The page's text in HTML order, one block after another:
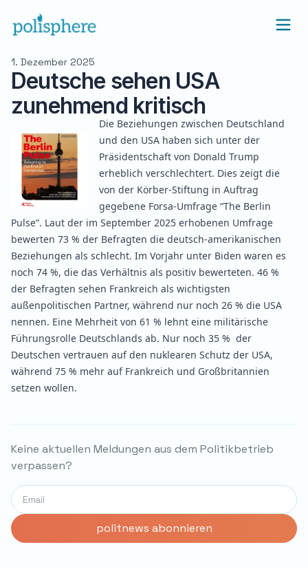
1. Dezember 2025
Deutsche sehen USA
zunehmend kritisch
Die Beziehungen zwischen Deutschland
und den USA haben sich unter der
Präsidentschaft von Donald Trump
erheblich verschlechtert. Dies zeigt die
von der Körber-Stiftung in Auftrag
gegebene Forsa-Umfrage “The Berlin
Pulse”. Laut der im September 2025 erhobenen Umfrage
bewerten 73 % der Befragten die deutsch-amerikanischen
Beziehungen als schlecht. Im Vorjahr unter Biden waren es
noch 74 %, die das Verhältnis als positiv bewerteten. 46 %
der Befragten sehen Frankreich als wichtigsten
außenpolitischen Partner, während nur noch 26 % die USA
nennen. Eine Mehrheit von 61 % lehnt eine militärische
Führungsrolle Deutschlands ab. Nur noch 35 % der
Deutschen vertrauen auf den nuklearen Schutz der USA,
während 75 % mehr auf Frankreich und Großbritannien
setzen wollen.
Keine aktuellen Meldungen aus dem Politikbetrieb
verpassen?